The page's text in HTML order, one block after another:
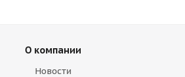
О компании
Новости